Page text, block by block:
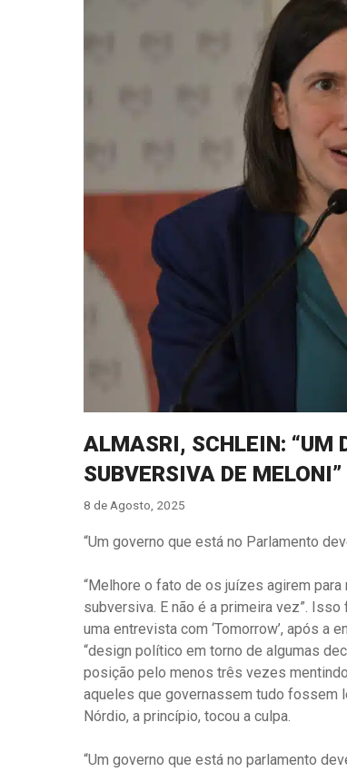
ALMASRI, SCHLEIN: “UM
SUBVERSIVA DE MELONI”
8 de Agosto, 2025
“Um governo que está no Parlamento
“Melhore o fato de os juízes agirem
subversiva. E não é a primeira vez”.
uma entrevista com ‘Tomorrow’, após
“design político em torno de algumas
posição pelo menos três vezes
aqueles que governassem tudo fossem
Nórdio, a princípio, tocou a culpa.
“Um governo que está no parlamento